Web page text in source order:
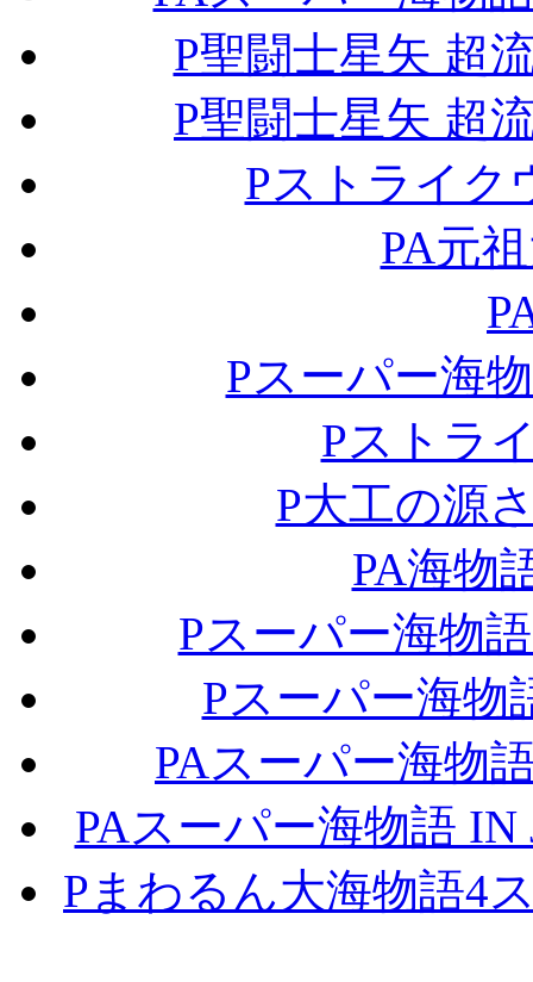
P聖闘士星矢 超
P聖闘士星矢 超
Pストライク
PA元
Pスーパー海
Pストラ
P大工の源
PA海物
Pスーパー海物
Pスーパー海物
PAスーパー海物
PAスーパー海物語
Pまわるん大海物語4